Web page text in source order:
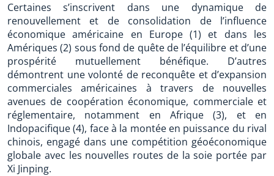
Certaines s’inscrivent dans une dynamique de
renouvellement et de consolidation de l’influence
économique américaine en Europe (1) et dans les
Amériques (2) sous fond de quête de l’équilibre et d’une
prospérité mutuellement bénéfique. D’autres
démontrent une volonté de reconquête et d’expansion
commerciales américaines à travers de nouvelles
avenues de coopération économique, commerciale et
réglementaire, notamment en Afrique (3), et en
Indopacifique (4), face à la montée en puissance du rival
chinois, engagé dans une compétition géoéconomique
globale avec les nouvelles routes de la soie portée par
Xi Jinping.